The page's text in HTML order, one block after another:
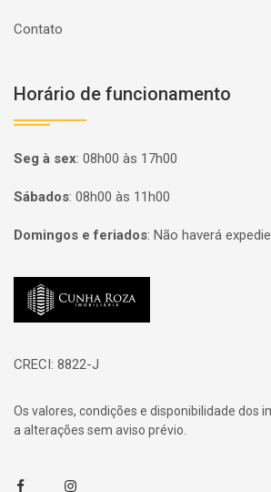
Contato
Horário de funcionamento
Seg à sex: 08h00 às 17h00
Sábados: 08h00 às 11h00
Domingos e feriados: Não haverá
Página inicial
CRECI: 8822-J
Os valores, condições e disponibilidade dos
a alterações sem aviso prévio.
FacebookInstagram